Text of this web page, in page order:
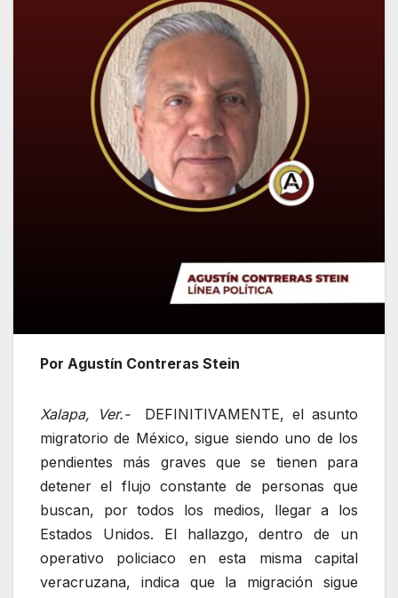
Por Agustín Contreras Stein
Xalapa, Ver.- DEFINITIVAMENTE, el asunto
migratorio de México, sigue siendo uno de los
pendientes más graves que se tienen para
detener el flujo constante de personas que
buscan, por todos los medios, llegar a los
Estados Unidos. El hallazgo, dentro de un
operativo policiaco en esta misma capital
veracruzana, indica que la migración sigue